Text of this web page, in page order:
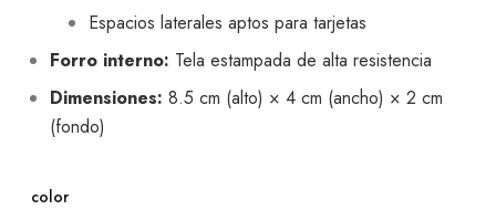
Espacios laterales aptos para tarjetas
Forro interno: Tela estampada de alta resistencia
Dimensiones: 8.5 cm (alto) × 4 cm (ancho) × 2 cm
(fondo)
color